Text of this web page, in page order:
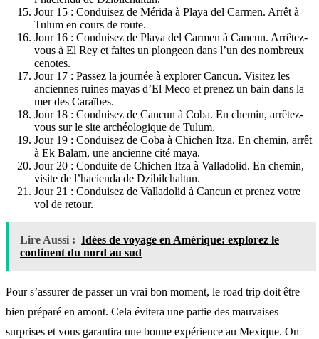
Jour 15 : Conduisez de Mérida à Playa del Carmen. Arrêt à
Tulum en cours de route.
Jour 16 : Conduisez de Playa del Carmen à Cancun. Arrêtez-
vous à El Rey et faites un plongeon dans l’un des nombreux
cenotes.
Jour 17 : Passez la journée à explorer Cancun. Visitez les
anciennes ruines mayas d’El Meco et prenez un bain dans la
mer des Caraïbes.
Jour 18 : Conduisez de Cancun à Coba. En chemin, arrêtez-
vous sur le site archéologique de Tulum.
Jour 19 : Conduisez de Coba à Chichen Itza. En chemin, arrêt
à Ek Balam, une ancienne cité maya.
Jour 20 : Conduite de Chichen Itza à Valladolid. En chemin,
visite de l’hacienda de Dzibilchaltun.
Jour 21 : Conduisez de Valladolid à Cancun et prenez votre
vol de retour.
Lire Aussi : Idées de voyage en Amérique: explorez le
continent du nord au sud
Pour s’assurer de passer un vrai bon moment, le road trip doit être
bien préparé en amont. Cela évitera une partie des mauvaises
surprises et vous garantira une bonne expérience au Mexique. On